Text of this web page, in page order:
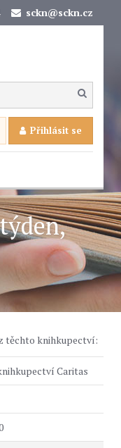
sckn@sckn.cz
Přihlásit se
těchto knihkupectví:
Caritas